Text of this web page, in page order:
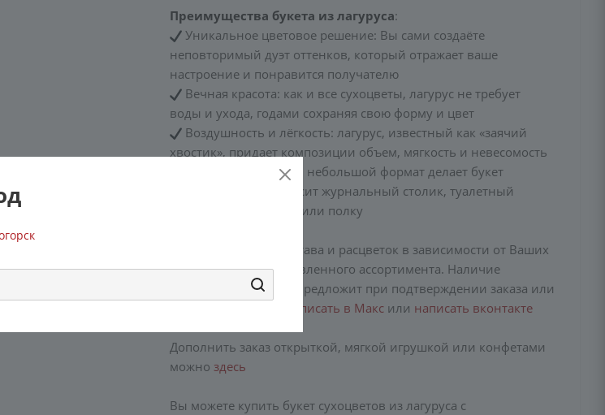
Преимущества букета из лагуруса:
Уникальное цветовое решение: Вы сами создаёте
неповторимый дуэт оттенков, который отражает ваше
настроение и понравится получателю
Вечная красота: как и все сухоцветы, лагурус не требует
воды и ухода, годами сохраняя свою форму и цвет
Воздушность и лёгкость: лагурус, известный как «заячий
хвостик», придает композиции объем, мягкость и невесомость
Идеальный размер: небольшой формат делает букет
мобильным - он украсит журнальный столик, туалетный
столик, рабочий стол или полку
Возможна замена состава и расцветок в зависимости от Ваших
пожеланий и представленного ассортимента. Наличие
расцветок менеджер предложит при подтверждении заказа или
написать в Макс или написать вконтакте
Дополнить заказ открыткой, мягкой игрушкой или конфетами
можно здесь
Вы можете купить букет сухоцветов из лагуруса с